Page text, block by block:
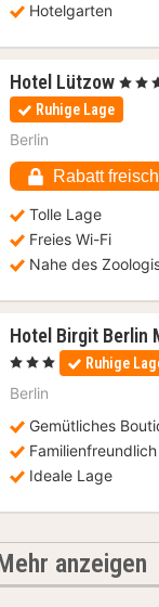
Hotelgarten
Hotel Lützow 1
Nacht
ab
€
, 3
Ruhige Lage
Berlin
Rabatt
Tolle Lage
Freies Wi-Fi
Nahe des
Hotel Birgit Berlin
, 3 Sterne Ruhige
Berlin
Gemütliches
Familienfreundlich
Ideale Lage
anzeigen